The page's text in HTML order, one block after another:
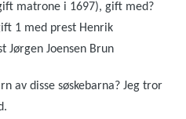
matrone i 1697), gift med?
1 med prest Henrik
Jørgen Joensen Brun
av disse søskebarna? Jeg tror